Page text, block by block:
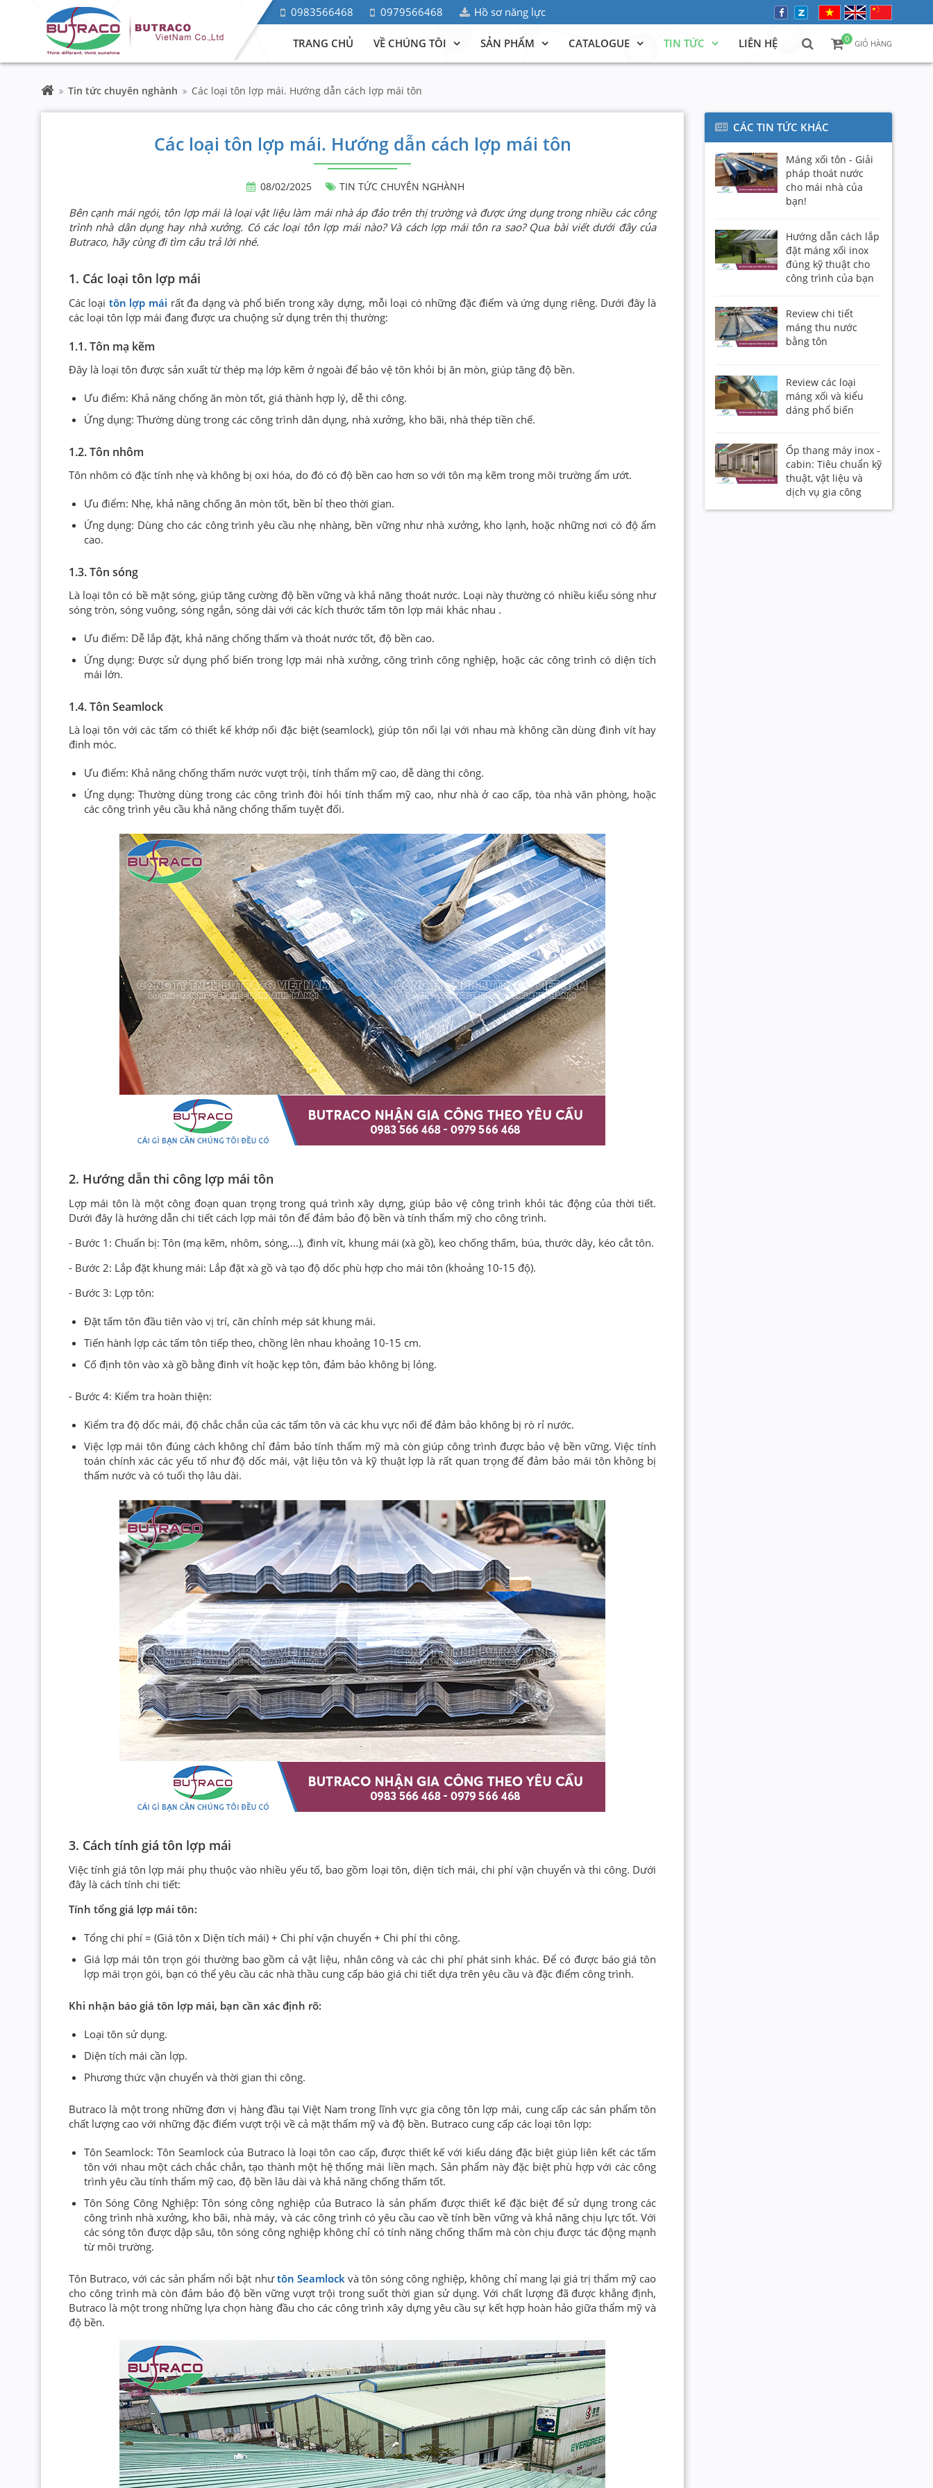
0983566468 0979566468 Hồ sơ năng lực
TRANG CHỦ VỀ CHÚNG TÔI SẢN PHẨM CATALOGUE TIN TỨC LIÊN HỆ GIỎ HÀNG
0
Tin tức chuyên nghành Các loại tôn lợp mái. Hướng dẫn cách lợp mái tôn
Các loại tôn lợp mái. Hướng dẫn cách lợp mái tôn
08/02/2025 TIN TỨC CHUYÊN NGHÀNH
Bên cạnh mái ngói, tôn lợp mái là loại vật liệu làm mái nhà áp đảo trên thị trường và được ứng dụng trong nhiều các công
trình nhà dân dụng hay nhà xưởng. Có các loại tôn lợp mái nào? Và cách lợp mái tôn ra sao? Qua bài viết dưới đây của
Butraco, hãy cùng đi tìm câu trả lời nhé.
1. Các loại tôn lợp mái
Các loại tôn lợp mái rất đa dạng và phổ biến trong xây dựng, mỗi loại có những đặc điểm và ứng dụng riêng. Dưới đây là
các loại tôn lợp mái đang được ưa chuộng sử dụng trên thị thường:
1.1. Tôn mạ kẽm
Đây là loại tôn được sản xuất từ thép mạ lớp kẽm ở ngoài để bảo vệ tôn khỏi bị ăn mòn, giúp tăng độ bền.
Ưu điểm: Khả năng chống ăn mòn tốt, giá thành hợp lý, dễ thi công.
Ứng dụng: Thường dùng trong các công trình dân dụng, nhà xưởng, kho bãi, nhà thép tiền chế.
1.2. Tôn nhôm
Tôn nhôm có đặc tính nhẹ và không bị oxi hóa, do đó có độ bền cao hơn so với tôn mạ kẽm trong môi trường ẩm ướt.
Ưu điểm: Nhẹ, khả năng chống ăn mòn tốt, bền bỉ theo thời gian.
Ứng dụng: Dùng cho các công trình yêu cầu nhẹ nhàng, bền vững như nhà xưởng, kho lạnh, hoặc những nơi có độ ẩm
cao.
1.3. Tôn sóng
Là loại tôn có bề mặt sóng, giúp tăng cường độ bền vững và khả năng thoát nước. Loại này thường có nhiều kiểu sóng như
sóng tròn, sóng vuông, sóng ngắn, sóng dài với các kích thước tấm tôn lợp mái khác nhau .
Ưu điểm: Dễ lắp đặt, khả năng chống thấm và thoát nước tốt, độ bền cao.
Ứng dụng: Được sử dụng phổ biến trong lợp mái nhà xưởng, công trình công nghiệp, hoặc các công trình có diện tích
mái lớn.
1.4. Tôn Seamlock
Là loại tôn với các tấm có thiết kế khớp nối đặc biệt (seamlock), giúp tôn nối lại với nhau mà không cần dùng đinh vít hay
đinh móc.
Ưu điểm: Khả năng chống thấm nước vượt trội, tính thẩm mỹ cao, dễ dàng thi công.
Ứng dụng: Thường dùng trong các công trình đòi hỏi tính thẩm mỹ cao, như nhà ở cao cấp, tòa nhà văn phòng, hoặc
các công trình yêu cầu khả năng chống thấm tuyệt đối.
2. Hướng dẫn thi công lợp mái tôn
Lợp mái tôn là một công đoạn quan trọng trong quá trình xây dựng, giúp bảo vệ công trình khỏi tác động của thời tiết.
Dưới đây là hướng dẫn chi tiết cách lợp mái tôn để đảm bảo độ bền và tính thẩm mỹ cho công trình.
- Bước 1: Chuẩn bị: Tôn (mạ kẽm, nhôm, sóng,...), đinh vít, khung mái (xà gồ), keo chống thấm, búa, thước dây, kéo cắt tôn.
- Bước 2: Lắp đặt khung mái: Lắp đặt xà gồ và tạo độ dốc phù hợp cho mái tôn (khoảng 10-15 độ).
- Bước 3: Lợp tôn:
Đặt tấm tôn đầu tiên vào vị trí, căn chỉnh mép sát khung mái.
Tiến hành lợp các tấm tôn tiếp theo, chồng lên nhau khoảng 10-15 cm.
Cố định tôn vào xà gồ bằng đinh vít hoặc kẹp tôn, đảm bảo không bị lỏng.
- Bước 4: Kiểm tra hoàn thiện:
Kiểm tra độ dốc mái, độ chắc chắn của các tấm tôn và các khu vực nối để đảm bảo không bị rò rỉ nước.
Việc lợp mái tôn đúng cách không chỉ đảm bảo tính thẩm mỹ mà còn giúp công trình được bảo vệ bền vững. Việc tính
toán chính xác các yếu tố như độ dốc mái, vật liệu tôn và kỹ thuật lợp là rất quan trọng để đảm bảo mái tôn không bị
thấm nước và có tuổi thọ lâu dài.
3. Cách tính giá tôn lợp mái
Việc tính giá tôn lợp mái phụ thuộc vào nhiều yếu tố, bao gồm loại tôn, diện tích mái, chi phí vận chuyển và thi công. Dưới
đây là cách tính chi tiết:
Tính tổng giá lợp mái tôn:
Tổng chi phí = (Giá tôn x Diện tích mái) + Chi phí vận chuyển + Chi phí thi công.
Giá lợp mái tôn trọn gói thường bao gồm cả vật liệu, nhân công và các chi phí phát sinh khác. Để có được báo giá tôn
lợp mái trọn gói, bạn có thể yêu cầu các nhà thầu cung cấp báo giá chi tiết dựa trên yêu cầu và đặc điểm công trình.
Khi nhận báo giá tôn lợp mái, bạn cần xác định rõ:
Loại tôn sử dụng.
Diện tích mái cần lợp.
Phương thức vận chuyển và thời gian thi công.
Butraco là một trong những đơn vị hàng đầu tại Việt Nam trong lĩnh vực gia công tôn lợp mái, cung cấp các sản phẩm tôn
chất lượng cao với những đặc điểm vượt trội về cả mặt thẩm mỹ và độ bền. Butraco cung cấp các loại tôn lợp:
Tôn Seamlock: Tôn Seamlock của Butraco là loại tôn cao cấp, được thiết kế với kiểu dáng đặc biệt giúp liên kết các tấm
tôn với nhau một cách chắc chắn, tạo thành một hệ thống mái liền mạch. Sản phẩm này đặc biệt phù hợp với các công
trình yêu cầu tính thẩm mỹ cao, độ bền lâu dài và khả năng chống thấm tốt.
Tôn Sóng Công Nghiệp: Tôn sóng công nghiệp của Butraco là sản phẩm được thiết kế đặc biệt để sử dụng trong các
công trình nhà xưởng, kho bãi, nhà máy, và các công trình có yêu cầu cao về tính bền vững và khả năng chịu lực tốt. Với
các sóng tôn được dập sâu, tôn sóng công nghiệp không chỉ có tính năng chống thấm mà còn chịu được tác động mạnh
từ môi trường.
Tôn Butraco, với các sản phẩm nổi bật nhưtôn Seamlockvà tôn sóng công nghiệp, không chỉ mang lại giá trị thẩm mỹ cao
cho công trình mà còn đảm bảo độ bền vững vượt trội trong suốt thời gian sử dụng. Với chất lượng đã được khẳng định,
Butraco là một trong những lựa chọn hàng đầu cho các công trình xây dựng yêu cầu sự kết hợp hoàn hảo giữa thẩm mỹ và
độ bền.
CÁC TIN TỨC KHÁC
Máng xối tôn - Giải
pháp thoát nước
cho mái nhà của
bạn!
Hướng dẫn cách lắp
đặt máng xối inox
đúng kỹ thuật cho
công trình của bạn
Review chi tiết
máng thu nước
bằng tôn
Review các loại
máng xối và kiểu
dáng phổ biến
Ốp thang máy inox -
cabin: Tiêu chuẩn kỹ
thuật, vật liệu và
dịch vụ gia công